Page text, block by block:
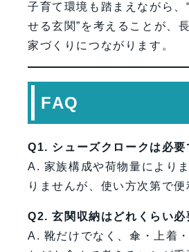
子育て環境も踏まえながら、
せる玄関”を考えることが、
家づくりにつながります。
FAQ
Q1. シューズクロークは必要
A. 家族構成や荷物量により
りませんが、使い方次第で便
Q2. 玄関収納はどれくらい必
A. 靴だけでなく、傘・上着